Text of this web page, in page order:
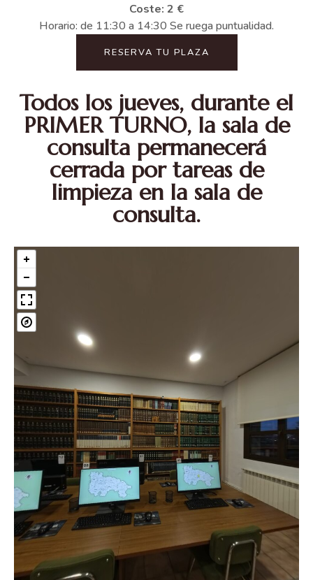
Coste: 2 €
Horario: de 11:30 a 14:30 Se ruega puntualidad.
RESERVA TU PLAZA
Todos los jueves, durante el
PRIMER TURNO, la sala de
consulta permanecerá
cerrada por tareas de
limpieza en la sala de
consulta.